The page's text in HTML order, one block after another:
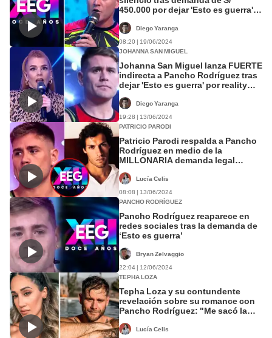
450.000 por dejar 'Esto es guerra':
Diego Yaranga
08:20 | 19/06/2024
JOHANNA SAN MIGUEL
Johanna San Miguel lanza FUERTE
indirecta a Pancho Rodríguez tras
dejar 'Esto es guerra' por reality
Diego Yaranga
19:28 | 13/06/2024
PATRICIO PARODI
Patricio Parodi respalda a Pancho
Rodríguez en medio de la
MILLONARIA demanda legal
Lucía Celis
08:08 | 13/06/2024
PANCHO RODRÍGUEZ
Pancho Rodríguez reaparece en
redes sociales tras la demanda de
‘Esto es guerra’
Bryan Zelvaggio
22:04 | 12/06/2024
TEPHA LOZA
Tepha Loza y su contundente
revelación sobre su romance con
Pancho Rodríguez: "Me sacó la
Lucía Celis